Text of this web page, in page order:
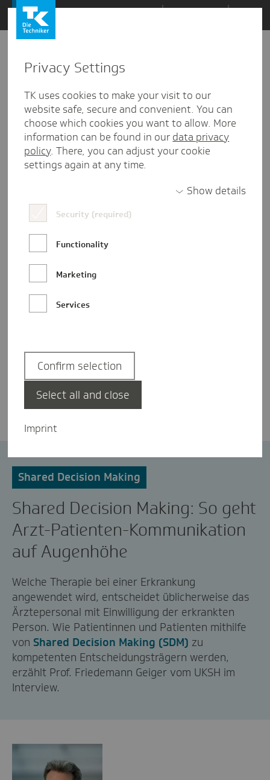
Zum
Inhalt
springen
den
Kommentaren
Natalie Hahn
Shared Decision Making
Shared Decision Making: So geht
Arzt-Patienten-Kommunikation
auf Augenhöhe
Welche Therapie bei einer Erkrankung
angewendet wird, entscheidet üblicherweise das
Ärztepersonal mit Einwilligung der erkrankten
Person. Wie Patientinnen und Patienten mithilfe
von Shared Decision Making (SDM) zu
kompetenten Entscheidungsträgern werden,
erzählt Prof. Friedemann Geiger vom UKSH im
Interview.
Privacy Settings
TK uses cookies to make your visit to our
website safe, secure and convenient. You can
choose which cookies you want to allow. More
information can be found in our data privacy
policy. There, you can adjust your cookie
settings again at any time.
Show details
Security (required)
Functionality
Marketing
Services
Imprint
Confirm selection
Select all and close